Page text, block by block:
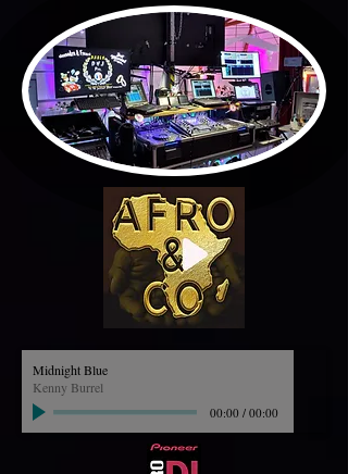
Midnight Blue
Kenny Burrel
00:00 / 00:00